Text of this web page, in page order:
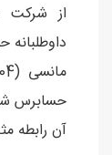
از شرکت
حسابرس
آن رابطه